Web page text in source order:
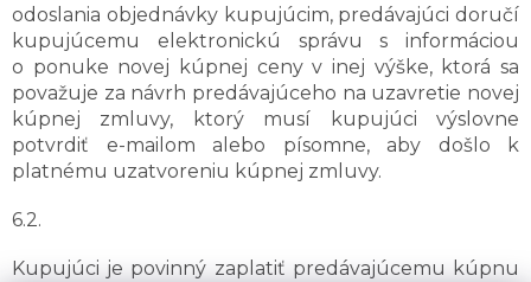
odoslania objednávky kupujúcim, predávajúci doručí
kupujúcemu elektronickú správu s informáciou
o ponuke novej kúpnej ceny v inej výške, ktorá sa
považuje za návrh predávajúceho na uzavretie novej
kúpnej zmluvy, ktorý musí kupujúci výslovne
potvrdiť e-mailom alebo písomne, aby došlo k
platnému uzatvoreniu kúpnej zmluvy.
6.2.
Kupujúci je povinný zaplatiť predávajúcemu kúpnu